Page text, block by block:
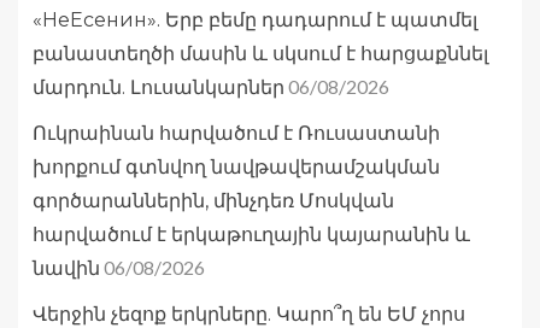
«НеЕсенин». Երբ բեմը դադարում է պատմել
բանաստեղծի մասին և սկսում է հարցաքննել
մարդուն. Լուսանկարներ 06/08/2026
Ուկրաինան հարվածում է Ռուսաստանի
խորքում գտնվող նավթավերամշակման
գործարաններին, մինչդեռ Մոսկվան
հարվածում է երկաթուղային կայարանին և
նավին 06/08/2026
Վերջին չեզոք երկրները. Կարո՞ղ են ԵՄ չորս